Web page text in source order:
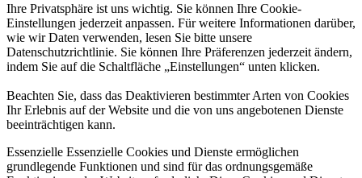
Ihre Privatsphäre ist uns wichtig. Sie können Ihre Cookie-
Einstellungen jederzeit anpassen. Für weitere Informationen darüber,
wie wir Daten verwenden, lesen Sie bitte unsere
Datenschutzrichtlinie. Sie können Ihre Präferenzen jederzeit ändern,
indem Sie auf die Schaltfläche „Einstellungen“ unten klicken.
Beachten Sie, dass das Deaktivieren bestimmter Arten von Cookies
Ihr Erlebnis auf der Website und die von uns angebotenen Dienste
beeinträchtigen kann.
Essenzielle Essenzielle Cookies und Dienste ermöglichen
grundlegende Funktionen und sind für das ordnungsgemäße